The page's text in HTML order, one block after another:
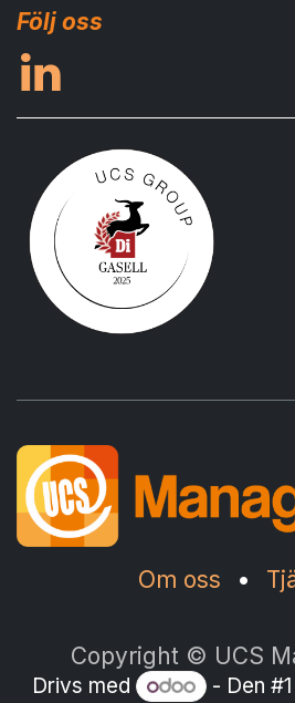
Följ oss
Om oss •
Copyright © UCS
Drivs med - Den #1